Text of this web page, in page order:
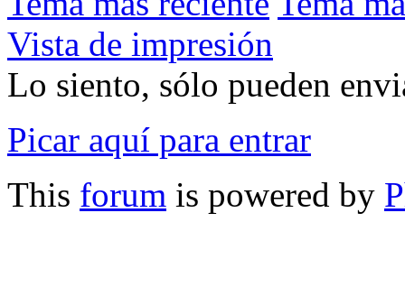
Vista de impresión
Lo siento, sólo pueden
Picar aquí para entrar
This forum is powered by